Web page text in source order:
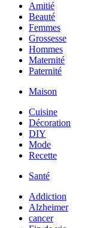
Amitié
Beauté
Femmes
Grossesse
Hommes
Maternité
Paternité
Maison
Cuisine
Décoration
DIY
Mode
Recette
Santé
Addiction
Alzheimer
cancer